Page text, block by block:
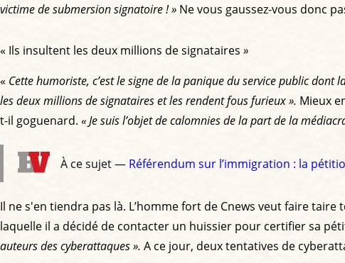
victime de submersion signatoire ! » Ne vous gaussez-vous donc
« Ils insultent les deux millions de signataires »
« Cette humoriste, c’est le signe de la panique du service public dont
les deux millions de signataires et les rendent fous furieux ». Mieux
t-il goguenard. « Je suis l’objet de calomnies de la part de la
À ce sujet — Référendum sur l’immigration : la
Il ne s'en tiendra pas là. L’homme fort de Cnews veut faire
laquelle il a décidé de contacter un huissier pour certifier sa
auteurs des cyberattaques ». A ce jour, deux tentatives de